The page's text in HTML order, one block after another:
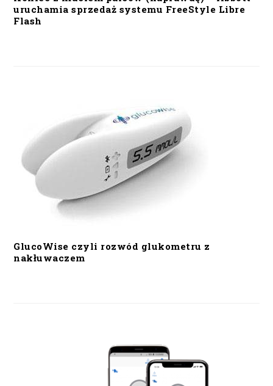
uruchamia sprzedaż systemu FreeStyle Libre
Flash
GlucoWise czyli rozwód glukometru z
nakłuwaczem